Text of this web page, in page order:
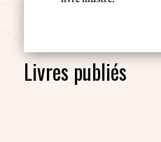
Livres publiés